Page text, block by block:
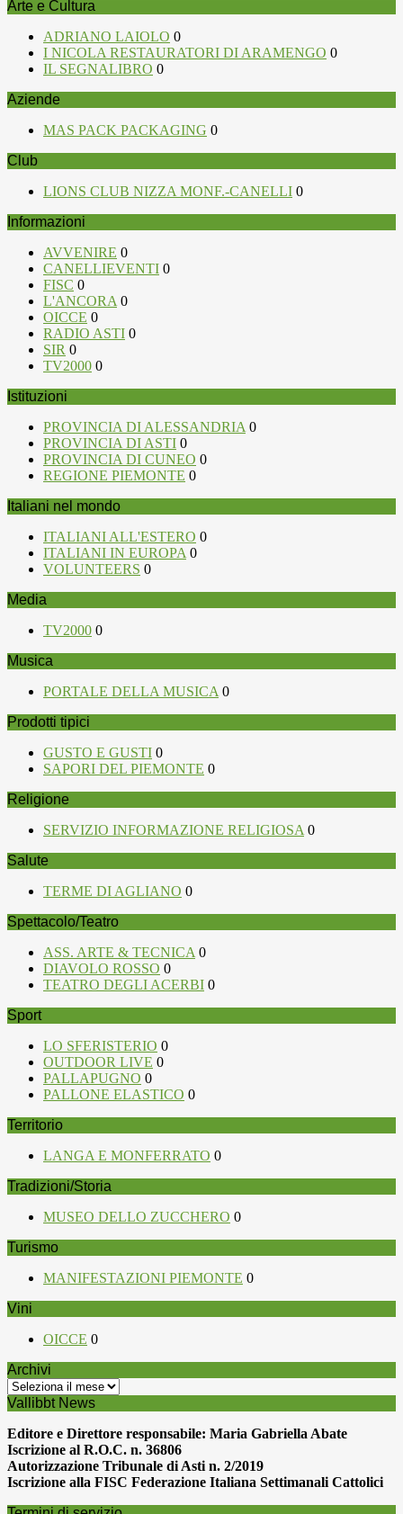
Arte e Cultura
ADRIANO LAIOLO 0
I NICOLA RESTAURATORI DI ARAMENGO 0
IL SEGNALIBRO 0
Aziende
MAS PACK PACKAGING 0
Club
LIONS CLUB NIZZA MONF.-CANELLI 0
Informazioni
AVVENIRE 0
CANELLIEVENTI 0
FISC 0
L'ANCORA 0
OICCE 0
RADIO ASTI 0
SIR 0
TV2000 0
Istituzioni
PROVINCIA DI ALESSANDRIA 0
PROVINCIA DI ASTI 0
PROVINCIA DI CUNEO 0
REGIONE PIEMONTE 0
Italiani nel mondo
ITALIANI ALL'ESTERO 0
ITALIANI IN EUROPA 0
VOLUNTEERS 0
Media
TV2000 0
Musica
PORTALE DELLA MUSICA 0
Prodotti tipici
GUSTO E GUSTI 0
SAPORI DEL PIEMONTE 0
Religione
SERVIZIO INFORMAZIONE RELIGIOSA 0
Salute
TERME DI AGLIANO 0
Spettacolo/Teatro
ASS. ARTE & TECNICA 0
DIAVOLO ROSSO 0
TEATRO DEGLI ACERBI 0
Sport
LO SFERISTERIO 0
OUTDOOR LIVE 0
PALLAPUGNO 0
PALLONE ELASTICO 0
Territorio
LANGA E MONFERRATO 0
Tradizioni/Storia
MUSEO DELLO ZUCCHERO 0
Turismo
MANIFESTAZIONI PIEMONTE 0
Vini
OICCE 0
Archivi
Archivi
Vallibbt News
Editore e Direttore responsabile: Maria Gabriella Abate
Iscrizione al R.O.C. n. 36806
Autorizzazione Tribunale di Asti n. 2/2019
Iscrizione alla FISC Federazione Italiana Settimanali Cattolici